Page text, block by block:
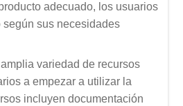
adecuado, los usuarios
sus necesidades
variedad de recursos
a empezar a utilizar la
incluyen documentación